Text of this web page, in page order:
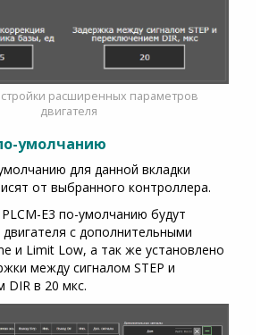
расширенных параметров
двигателя
умолчанию
для данной вкладки
от выбранного контроллера.
E3 по-умолчанию будут
с дополнительными
и Limit Low, а так же установлено
между сигналом STEP и
DIR в 20 мкс.